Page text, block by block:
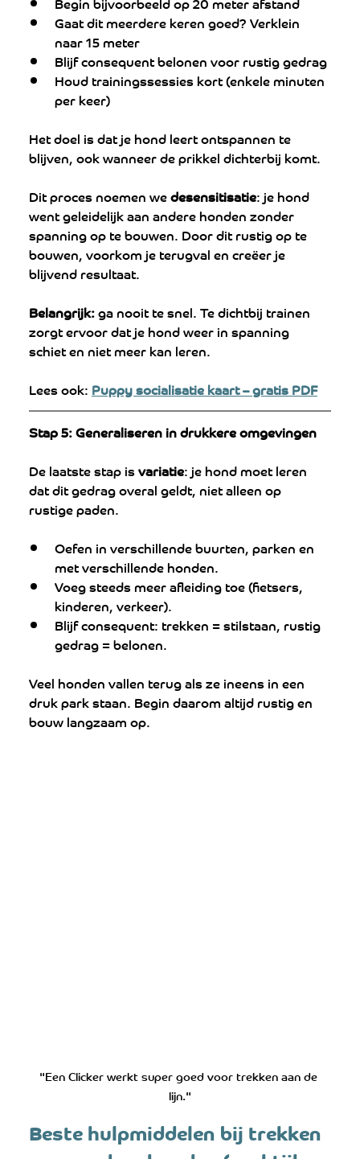
Gaat dit meerdere keren goed? Verklein
naar 15 meter
Blijf consequent belonen voor rustig gedrag
Houd trainingssessies kort (enkele minuten
per keer)
Het doel is dat je hond leert ontspannen te
blijven, ook wanneer de prikkel dichterbij komt.
Dit proces noemen we desensitisatie: je hond
went geleidelijk aan andere honden zonder
spanning op te bouwen. Door dit rustig op te
bouwen, voorkom je terugval en creëer je
blijvend resultaat.
Belangrijk: ga nooit te snel. Te dichtbij trainen
zorgt ervoor dat je hond weer in spanning
schiet en niet meer kan leren.
Lees ook: Puppy socialisatie kaart – gratis PDF
Stap 5: Generaliseren in drukkere omgevingen
De laatste stap is variatie: je hond moet leren
dat dit gedrag overal geldt, niet alleen op
rustige paden.
Oefen in verschillende buurten, parken en
met verschillende honden.
Voeg steeds meer afleiding toe (fietsers,
kinderen, verkeer).
Blijf consequent: trekken = stilstaan, rustig
gedrag = belonen.
Veel honden vallen terug als ze ineens in een
druk park staan. Begin daarom altijd rustig en
bouw langzaam op.
"Een Clicker werkt super goed voor trekken aan de
lijn."
Beste hulpmiddelen bij trekken